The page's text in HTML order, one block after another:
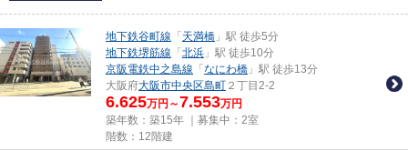
地下鉄谷町線 「 天満橋 」駅 徒歩5分
地下鉄堺筋線 「 北浜 」駅 徒歩10分
京阪電鉄中之島線 「 なにわ橋 」駅 徒歩13分
大阪府大阪市中央区島町 ２丁目2-2
6.625万円～7.553万円
築年数：築15年 ｜募集中： 2室
階数：12階建